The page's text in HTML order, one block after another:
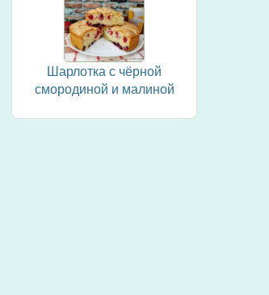
Шарлотка с чёрной
смородиной и малиной